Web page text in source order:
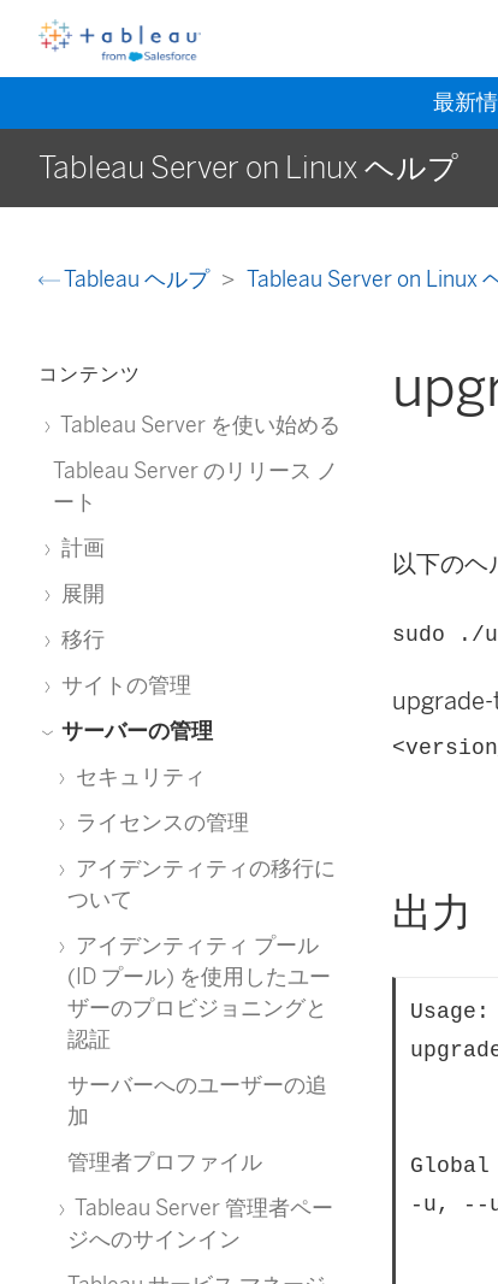
最新
Tableau Server on Linux ヘルプ
Tableau ヘルプ Tableau Server on Linux
コンテンツ
Tableau Server を使い始める
Tableau Server のリリース ノ
ート
計画
展開
移行
サイトの管理
サーバーの管理
セキュリティ
ライセンスの管理
アイデンティティの移行に
ついて
アイデンティティ プール
(ID プール) を使用したユー
ザーのプロビジョニングと
認証
サーバーへのユーザーの追
加
管理者プロファイル
Tableau Server 管理者ペー
ジへのサインイン
以下のヘ
sudo ./
upgrade-
出力
Usage:
Global
-u, --
TSM administrator